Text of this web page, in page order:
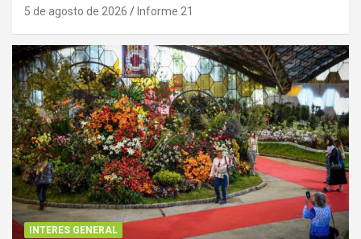
5 de agosto de 2026 Informe 21
INTERES GENERAL